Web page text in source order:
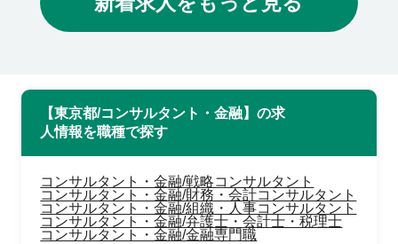
【東京都/コンサルタント・金融】の求
人情報を職種で探す
コンサルタント・金融/戦略コンサルタント
コンサルタント・金融/財務・会計コンサルタント
コンサルタント・金融/組織・人事コンサルタント
コンサルタント・金融/弁護士・会計士・税理士
コンサルタント・金融/金融専門職